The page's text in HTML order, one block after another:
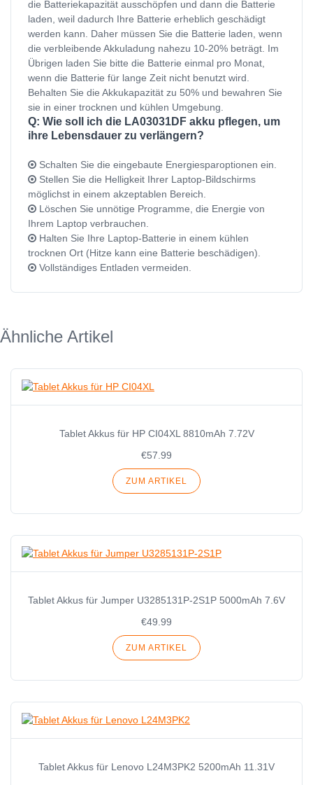
die Batteriekapazität ausschöpfen und dann die Batterie
laden, weil dadurch Ihre Batterie erheblich geschädigt
werden kann. Daher müssen Sie die Batterie laden, wenn
die verbleibende Akkuladung nahezu 10-20% beträgt. Im
Übrigen laden Sie bitte die Batterie einmal pro Monat,
wenn die Batterie für lange Zeit nicht benutzt wird.
Behalten Sie die Akkukapazität zu 50% und bewahren Sie
sie in einer trocknen und kühlen Umgebung.
Q: Wie soll ich die LA03031DF akku pflegen, um
ihre Lebensdauer zu verlängern?
Schalten Sie die eingebaute Energiesparoptionen ein.
Stellen Sie die Helligkeit Ihrer Laptop-Bildschirms
möglichst in einem akzeptablen Bereich.
Löschen Sie unnötige Programme, die Energie von
Ihrem Laptop verbrauchen.
Halten Sie Ihre Laptop-Batterie in einem kühlen
trocknen Ort (Hitze kann eine Batterie beschädigen).
Vollständiges Entladen vermeiden.
Ähnliche Artikel
Tablet Akkus für HP CI04XL 8810mAh 7.72V
€57.99
ZUM ARTIKEL
Tablet Akkus für Jumper U3285131P-2S1P 5000mAh 7.6V
€49.99
ZUM ARTIKEL
Tablet Akkus für Lenovo L24M3PK2 5200mAh 11.31V